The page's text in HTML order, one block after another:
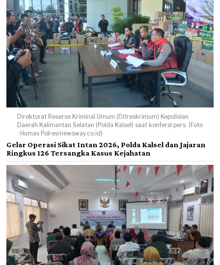
Direktorat Reserse Kriminal Umum (Ditreskrimum) Kepolisian
Daerah Kalimantan Selatan (Polda Kalsel) saat konfersi pers. (Foto
: Humas Polres/newsway.co.id)
Gelar Operasi Sikat Intan 2026, Polda Kalsel dan Jajaran
Ringkus 126 Tersangka Kasus Kejahatan